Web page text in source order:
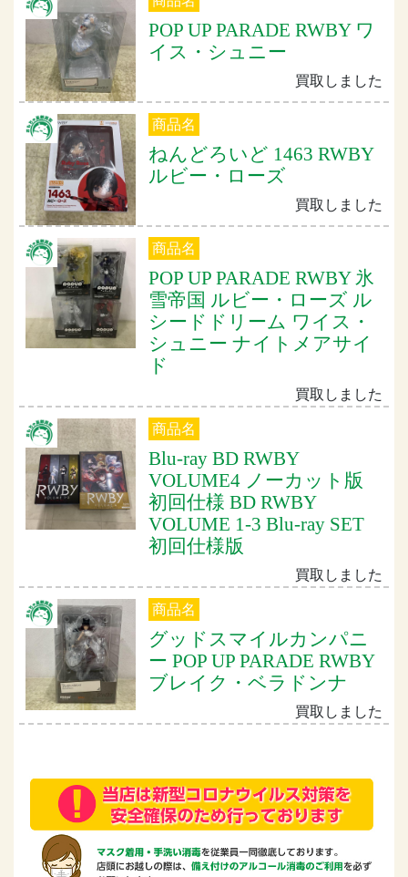
POP UP PARADE RWBY ワ
イス・シュニー
買取しました
商品名
ねんどろいど 1463 RWBY
ルビー・ローズ
買取しました
商品名
POP UP PARADE RWBY 氷
雪帝国 ルビー・ローズ ル
シードドリーム ワイス・
シュニー ナイトメアサイ
ド
買取しました
商品名
Blu-ray BD RWBY
VOLUME4 ノーカット版
初回仕様 BD RWBY
VOLUME 1-3 Blu-ray SET
初回仕様版
買取しました
商品名
グッドスマイルカンパニ
ー POP UP PARADE RWBY
ブレイク・ベラドンナ
買取しました